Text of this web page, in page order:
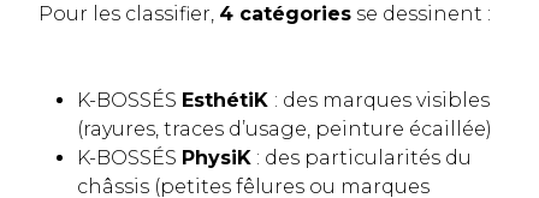
Pour les classifier, 4 catégories se dessinent :
K-BOSSÉS EsthétiK : des marques visibles
(rayures, traces d’usage, peinture écaillée)
K-BOSSÉS PhysiK : des particularités du
châssis (petites fêlures ou marques